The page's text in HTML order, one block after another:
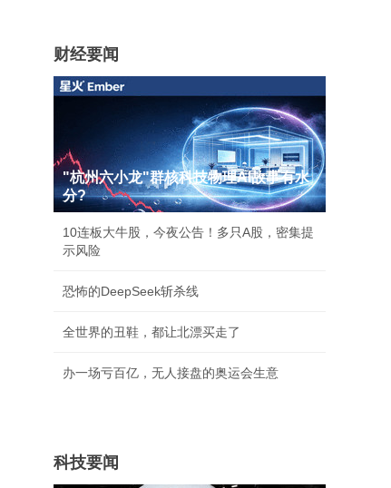
财经要闻
"杭州六小龙"群核科技物理AI故事有水
分?
10连板大牛股，今夜公告！多只A股，密集提
示风险
恐怖的DeepSeek斩杀线
全世界的丑鞋，都让北漂买走了
办一场亏百亿，无人接盘的奥运会生意
科技要闻